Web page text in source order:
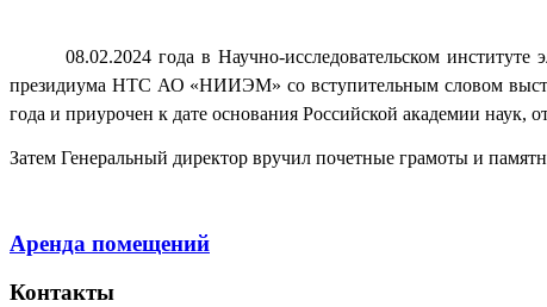
08.02.2024 года в Научно-исследовательском институте
президиума НТС АО «НИИЭМ» со вступительным словом
года и приурочен к дате основания Российской академии наук,
Затем Генеральный директор вручил почетные грамоты и
Аренда помещений
Контакты